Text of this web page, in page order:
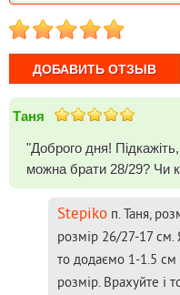
1 2 3 4 5
Таня
"Доброго дня!
можна брати 28/29? Чи
Stepiko п. Таня,
розмір 26/27-17
то додаємо 1-1.5 см
розмір. Врахуйте і